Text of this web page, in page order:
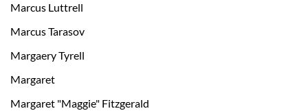
Marcus Luttrell
Marcus Tarasov
Margaery Tyrell
Margaret
Margaret "Maggie" Fitzgerald